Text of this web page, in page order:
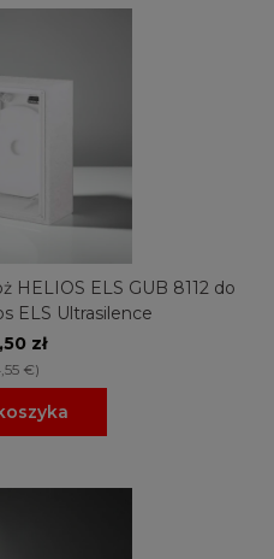
HELIOS ELS GUB 8112 do
ELS Ultrasilence
zł
€)